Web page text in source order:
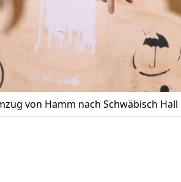
von Hamm nach Schwäbisch Hall